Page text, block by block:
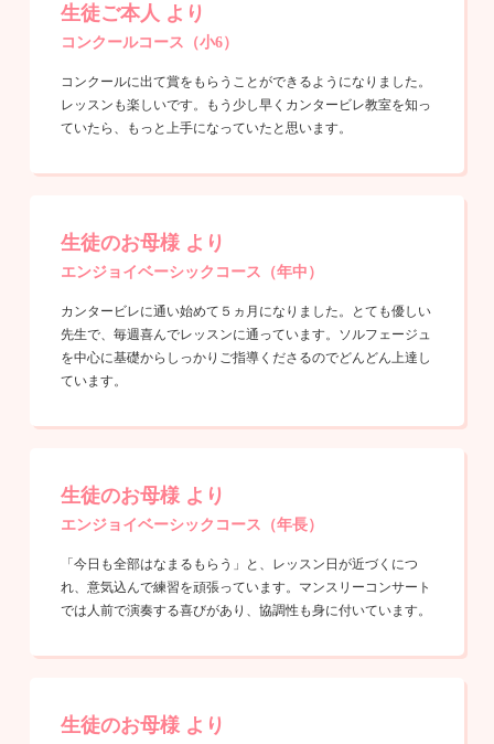
生徒ご本人 より
コンクールコース（小6）
コンクールに出て賞をもらうことができるようになりました。
レッスンも楽しいです。もう少し早くカンタービレ教室を知っ
ていたら、もっと上手になっていたと思います。
生徒のお母様 より
エンジョイベーシックコース（年中）
カンタービレに通い始めて５ヵ月になりました。とても優しい
先生で、毎週喜んでレッスンに通っています。ソルフェージュ
を中心に基礎からしっかりご指導くださるのでどんどん上達し
ています。
生徒のお母様 より
エンジョイベーシックコース（年長）
「今日も全部はなまるもらう」と、レッスン日が近づくにつ
れ、意気込んで練習を頑張っています。マンスリーコンサート
では人前で演奏する喜びがあり、協調性も身に付いています。
生徒のお母様 より